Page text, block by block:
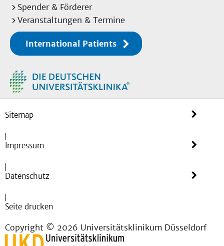
Spender & Förderer
Veranstaltungen & Termine
International Patients
Sitemap
Impressum
Datenschutz
Seite drucken
Copyright © 2026 Universitätsklinikum Düsseldorf